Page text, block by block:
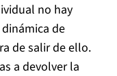
no hay
de
de salir de ello.
a devolver la